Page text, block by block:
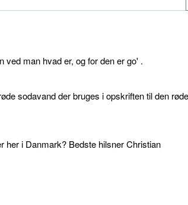
ved man hvad er, og for den er go' .
sodavand der bruges i opskriften til den
her i Danmark? Bedste hilsner Christian